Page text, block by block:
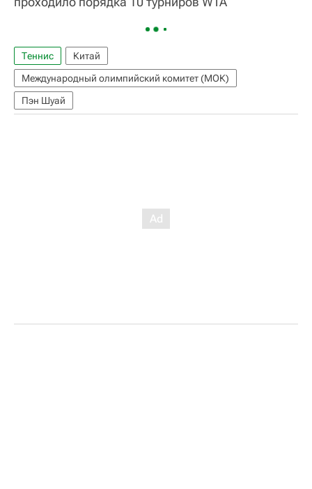
Теннис
Китай
Международный олимпийский комитет (МОК)
Пэн Шуай